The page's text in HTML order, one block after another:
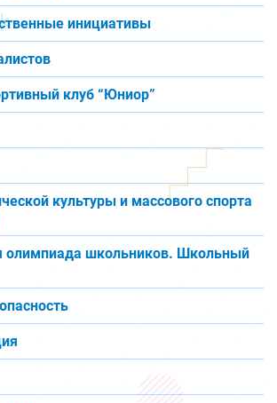
инициативы
клуб “Юниор”
культуры и массового спорта
олимпиада школьников. Школьный